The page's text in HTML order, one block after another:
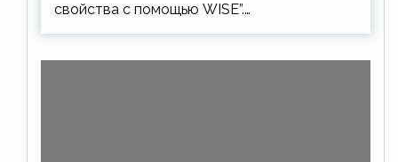
свойства с помощью WISE”.…